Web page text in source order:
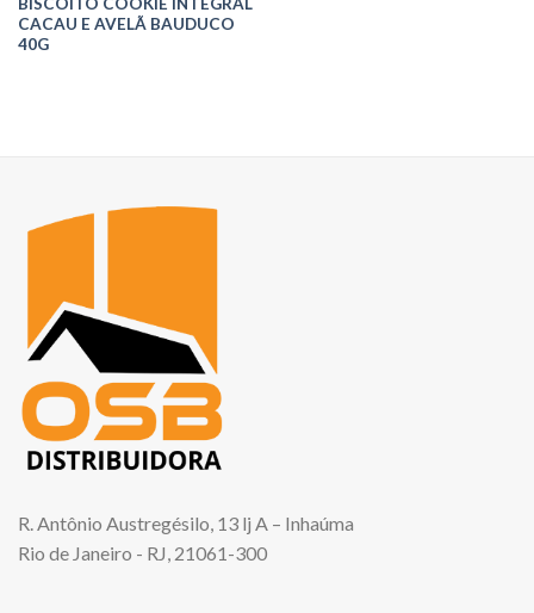
CACAU E AVELÃ BAUDUCO
40G
R. Antônio Austregésilo, 13 lj A – Inhaúma
Rio de Janeiro - RJ, 21061-300